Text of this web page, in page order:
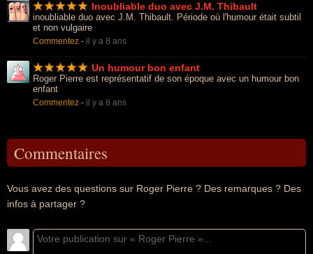
Inoubliable duo avec J.M. Thibault
inoubliable duo avec J.M. Thibault. Période où l'humour était subtil
et non vulgaire
Commentez - il y a 8 ans
Un humour bon enfant
Roger Pierre est représentatif de son époque avec un humour bon
enfant
Commentez - il y a 8 ans
Commentaires
Vous avez des questions sur Roger Pierre ? Des remarques ? Des
infos à partager ?